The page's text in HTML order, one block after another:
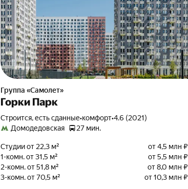
Группа «Самолет»
Горки Парк
Строится, есть сданные•комфорт•4.6 (2021)
Домодедовская
27 мин.
Студии от 22,3 м²
от 4,5 млн ₽
1-комн. от 31,5 м²
от 5,5 млн ₽
2-комн. от 51,8 м²
от 8,0 млн ₽
3-комн. от 70,5 м²
от 10,3 млн ₽